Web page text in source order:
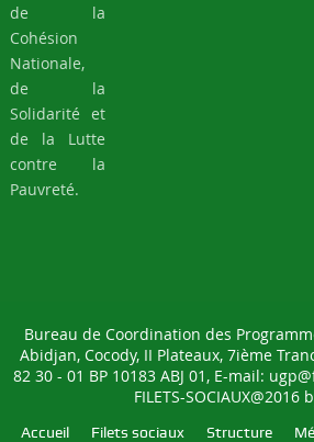
de la
Cohésion
Nationale,
de la
Solidarité et
de la Lutte
contre la
Pauvreté.
Bureau de Coordination des
Abidjan, Cocody, II Plateaux, 7ième
82 30 - 01 BP 10183 ABJ 01, E-mail:
FILETS-SOCIAUX@2016
Accueil Filets sociaux Structure